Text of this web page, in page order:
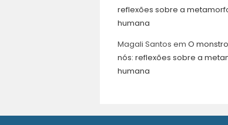
reflexões sobre a
humana
Magali Santos em O
nós: reflexões sobre a
humana